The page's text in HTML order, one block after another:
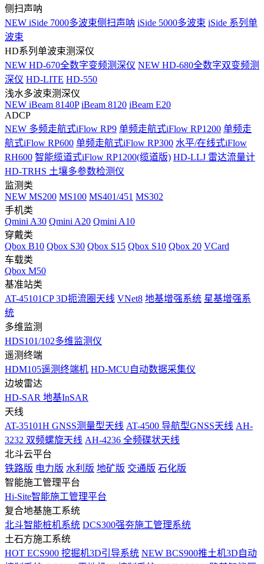
侧扫声呐
NEW iSide 7000多波束侧扫声呐 iSide 5000多波束 iSide 系列单
波束
HD系列单波束测深仪
NEW HD-670全数字变频测深仪 NEW HD-680全数字双变频测
深仪 HD-LITE HD-550
浅水多波束测深仪
NEW iBeam 8140P iBeam 8120 iBeam E20
ADCP
NEW 多频走航式iFlow RP9 单频走航式iFlow RP1200 单频走
航式iFlow RP600 单频走航式iFlow RP300 水平/在线式iFlow
RH600 智能缆道式iFlow RP1200(缆道版) HD-LLJ 雷达流量计
HD-TRHS 土壤多参数检测仪
监测类
NEW MS200 MS100 MS401/451 MS302
手机类
Qmini A30 Qmini A20 Qmini A10
穿戴类
Qbox B10 Qbox S30 Qbox S15 Qbox S10 Qbox 20 VCard
车载类
Qbox M50
基准站类
AT-45101CP 3D扼流圈天线 VNet8 地基增强系统 星基增强系
统
多维监测
HDS101/102多维监测仪
遥测终端
HDM105遥测终端机 HD-MCU自动数据采集仪
边坡雷达
HD-SAR 地基InSAR
天线
AT-35101H GNSS测量型天线 AT-4500 导航型GNSS天线 AH-
3232 双频螺旋天线 AH-4236 全频碟状天线
北斗云平台
铁路版 电力版 水利版 地矿版 交通版 石化版
智能施工管理平台
Hi-Site智能施工管理平台
复合地基施工系统
北斗智能桩机系统 DCS300强夯施工管理系统
土石方施工系统
HOT ECS900 挖掘机3D引导系统 NEW BCS900推土机3D自动